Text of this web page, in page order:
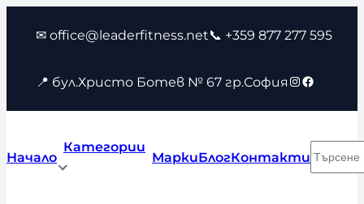
съдържанието
✉ office@leaderfitness.net📞 +359 877 277 595
📍 бул.Христо Ботев № 67 гр.София Instagram
Facebook
Начало
Категории
МаркиБлогКонтакти